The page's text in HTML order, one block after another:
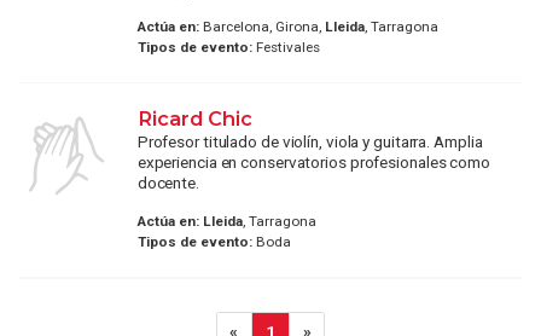
Actúa en:Barcelona, Girona, Lleida, Tarragona
Tipos de evento:Festivales
Ricard Chic
Profesor titulado de violín, viola y guitarra. Amplia
experiencia en conservatorios profesionales como
docente.
Actúa en: Lleida, Tarragona
Tipos de evento:Boda
« 1 »